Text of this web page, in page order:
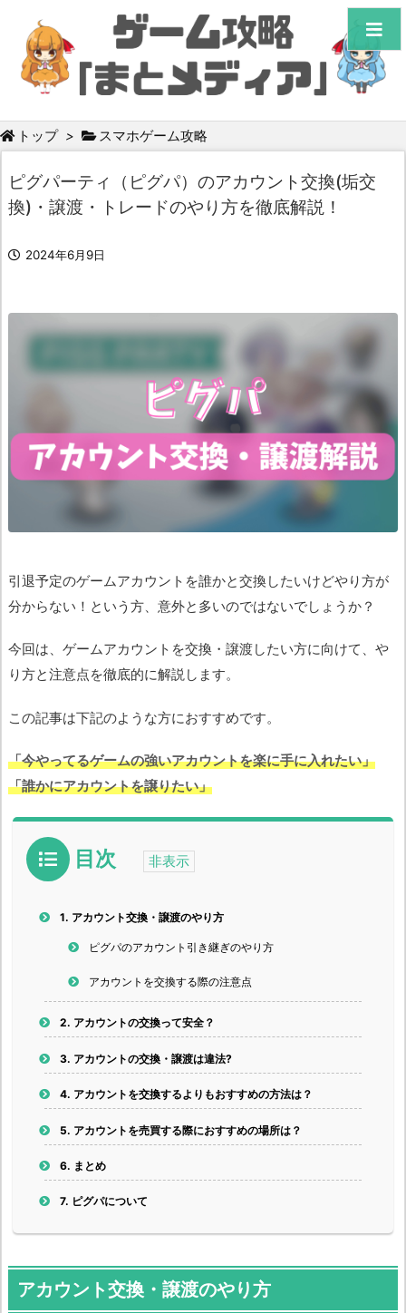
トップ > スマホゲーム攻略
ピグパーティ（ピグパ）のアカウント交換(垢交
換)・譲渡・トレードのやり方を徹底解説！
2024年6月9日
引退予定のゲームアカウントを誰かと交換したいけどやり方が
分からない！という方、意外と多いのではないでしょうか？
今回は、ゲームアカウントを交換・譲渡したい方に向けて、や
り方と注意点を徹底的に解説します。
この記事は下記のような方におすすめです。
「今やってるゲームの強いアカウントを楽に手に入れたい」
「誰かにアカウントを譲りたい」
目次
1. アカウント交換・譲渡のやり方
ピグパのアカウント引き継ぎのやり方
アカウントを交換する際の注意点
2. アカウントの交換って安全？
3. アカウントの交換・譲渡は違法?
4. アカウントを交換するよりもおすすめの方法は？
5. アカウントを売買する際におすすめの場所は？
6. まとめ
7. ピグパについて
アカウント交換・譲渡のやり方